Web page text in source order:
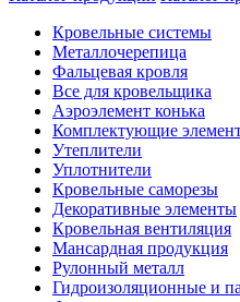
Кровельные системы
Металлочерепица
Фальцевая кровля
Все для кровельщика
Аэроэлемент конька
Комплектующие
Утеплители
Уплотнители
Кровельные саморезы
Декоративные элементы
Кровельная вентиляция
Мансардная продукция
Рулонный металл
Гидроизоляционные и